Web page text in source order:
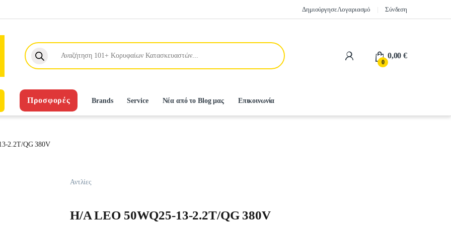
Δημιούργησε Λογαριασμό Σύνδεση
Products search
0
0,00€
Προσφορές Brands Service Νέα από το Blog μας Επικοινωνία
2.2T/QG 380V
Αντλίες
H/A LEO 50WQ25-13-2.2T/QG 380V